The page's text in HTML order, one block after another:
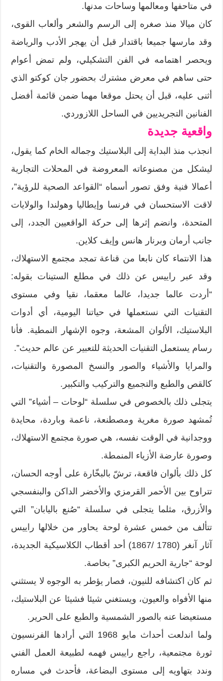
في متاحفها ومعالمها وساحات مدنها.
كان ميالا منذ صغره إلى الرسم والشعر وألعاب القوى،
وقد مارسها جميعا باقتدار قبل أن يهجر الأدب والرياضة
ويحصر اهتمامه في الفن التشكيلي، ولم تمض أعوام
حتى ساهم في معرض مشترك بحضور جان كوكتو الذي
أثنى عليه، قبل أن يحتل موقعا مهما ضمن قائمة أفضل
الفنانين التجريديين في الساحل اللازوردي.
واقعية جديدة
انجذب منذ البداية إلى البلاستيك وجماله الخام كما يقول،
ليشكل من مصنوعاته المعروضة في المحلات التجارية
أعمالا فنية وفق تصور أسماه “القواعد الصحية للرؤية”،
لاقت الاستحسان في فرنسا وإيطاليا وهولندا والولايات
المتحدة، وانضم إثرها إلى حركة الواقعيين الجدد، إلى
جانب أرمان وبرنار هانس وإيف كلاين.
هذا الانتماء كان نابعا من قناعة تمجد مجتمع الاستهلاك،
وقد عبر راييس عن ذلك في مطلع الستينات بقوله:
“أردت عالما جديدا، عالما معقما، نقيا وفي مستوى
التقنيات التي نستعملها في حياتنا اليومية، أي أدوات
البلاستيك، الألوان المشعة، وجوه الإشهار النمطية. فأنا
رسام يستعمل التقنيات الحديثة للتعبير عن عالم حديث”.
والمرايا والأشياء والصور والنسخ المصورة والتقنيات،
كالقص والطبع والتجميع والتركيب والتكبير.
يتجلى ذلك بالخصوص في سلسلة “لوحات – أشياء” التي
تُمشهد صورة مغرية ومصطنعة، ناعمة وباردة، محايدة
ووجدانية في الوقت نفسه، هي صورة مجتمع الاستهلاك،
وصورة عارضة الأزياء المنمطة.
كل ذلك بألوان فاقعة، ترشّ بالبخّارة على أوجه الحسان،
تتراوح بين الأحمر القرمزي والأخضر الداكن والبنفسجي
والأزرق، مثلما يتجلى في سلسلة “صُنع باليابان” التي
تتألف من خمس عشرة لوحة يحاور من خلالها راييس
آثار آنغر (1780 /1867) أحد أقطاب الكلاسيكية الجديدة،
لوحة “جارية الحريم الكبرى” بخاصة.
ثم كان اكتشافه للنيون، فصار يؤطر به الوجوه لا يستثني
منها الأفواه والعيون، ويستغني شيئا فشيئا عن البلاستيك،
مستعيضا عنه بالصور الشمسية والطبع على الحرير.
ولما اندلعت أحداث مايو 1968 التي أرادها الفرنسيون
ثورة مجتمعية، راجع راييس فهمه لطبيعة العمل الفني
وندد بتهاويه إلى مستوى البضاعة، فأحدث في مساره